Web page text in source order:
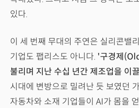
있다.
이 세 번째 무대의 주연은 실리콘밸
기업도 팹리스도 아니다. '구경제
불리며 지난 수십 년간 제조업을 이
시대에 변방으로 밀려난 듯 보였던
자동차와 소재 기업들이 AI가 몸을